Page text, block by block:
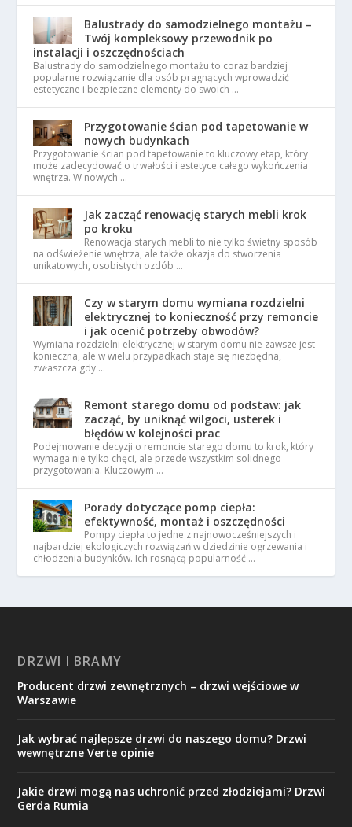
Balustrady do samodzielnego montażu –
Twój kompleksowy przewodnik po
instalacji i oszczędnościach
Balustrady do samodzielnego montażu to coraz bardziej
popularne rozwiązanie dla osób pragnących wprowadzić
estetyczne i bezpieczne elementy do swoich …
Przygotowanie ścian pod tapetowanie w
nowych budynkach
Przygotowanie ścian pod tapetowanie to kluczowy etap, który
może zadecydować o trwałości i estetyce całego wykończenia
wnętrza. W nowych …
Jak zacząć renowację starych mebli krok
po kroku
Renowacja starych mebli to nie tylko świetny sposób
na odświeżenie wnętrza, ale także okazja do stworzenia
unikatowych, osobistych ozdób …
Czy w starym domu wymiana rozdzielni
elektrycznej to konieczność przy remoncie
i jak ocenić potrzeby obwodów?
Wymiana rozdzielni elektrycznej w starym domu nie zawsze jest
konieczna, ale w wielu przypadkach staje się niezbędna,
zwłaszcza gdy …
Remont starego domu od podstaw: jak
zacząć, by uniknąć wilgoci, usterek i
błędów w kolejności prac
Podejmowanie decyzji o remoncie starego domu to krok, który
wymaga nie tylko chęci, ale przede wszystkim solidnego
przygotowania. Kluczowym …
Porady dotyczące pomp ciepła:
efektywność, montaż i oszczędności
Pompy ciepła to jedne z najnowocześniejszych i
najbardziej ekologiczych rozwiązań w dziedzinie ogrzewania i
chłodzenia budynków. Ich rosnącą popularność …
DRZWI I BRAMY
Producent drzwi zewnętrznych – drzwi wejściowe w
Warszawie
Jak wybrać najlepsze drzwi do naszego domu? Drzwi
wewnętrzne Verte opinie
Jakie drzwi mogą nas uchronić przed złodziejami? Drzwi
Gerda Rumia